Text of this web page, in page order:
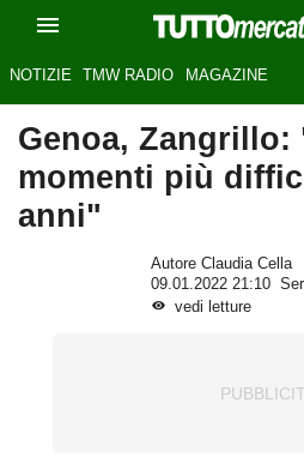
NOTIZIE TMW RADIO MAGAZINE
Genoa, Zangrillo:
momenti più
anni"
Autore Claudia Cella
09.01.2022 21:10
vedi letture